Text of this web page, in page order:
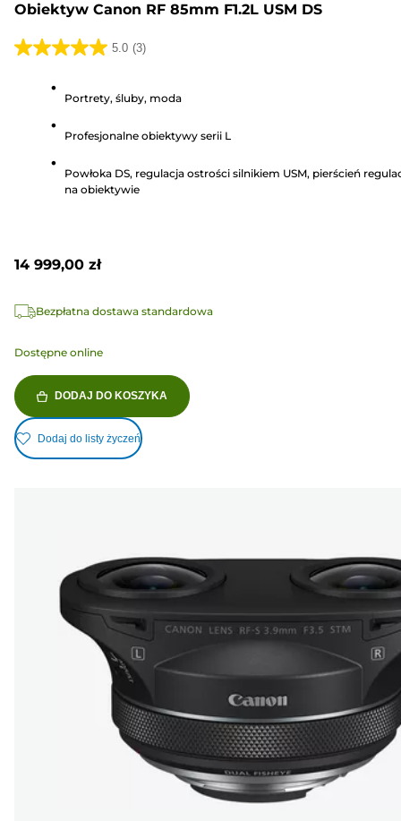
Obiektyw Canon RF 85mm F1.2L USM DS
5.0 (3)
5.0
gwiazdek.
Recenzji
Portrety, śluby, moda
Profesjonalne obiektywy serii L
Powłoka DS, regulacja ostrości silnikiem USM, pierścień
na obiektywie
14 999,00 zł
Bezpłatna dostawa standardowa
Dostępne online
DODAJ DO KOSZYKA
Dodaj do listy życzeń